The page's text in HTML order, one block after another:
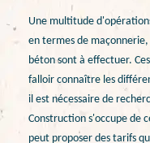
Une multitude
en termes de
béton sont à effectuer.
falloir connaître les
il est nécessaire de
Construction s'occupe de
peut proposer des tarifs